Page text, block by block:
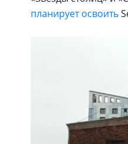
планирует освоить